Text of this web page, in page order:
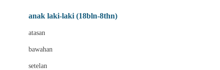
C
anak laki-laki (18bln-8thn)
atasan
bawahan
setelan